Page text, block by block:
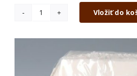
množstvo
Mydlo
materskou
Vložiť do